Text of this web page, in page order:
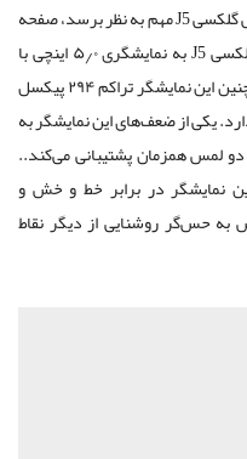
نکته ای که شاید برای شما در صفحه نمایش گلکسی J5 مهم به نظر برسد، صفحه
نمایش AMLOED می باشد. سامسونگ گلکسی J5 به نمایشگری ۵٫۰ اینچی با
رزولوشن ۱۲۸۰ در ۷۲۰ مجهز شده است. همچنین این نمایشگر تراکم ۲۹۴ پیکسل
یکی از ضعف‌های این نمایشگر به
لمس همزمان پشتیبانی می‌کند..
نمایشگر در برابر خط و خش و
حس‌گر روشنایی از دیگر نقاط